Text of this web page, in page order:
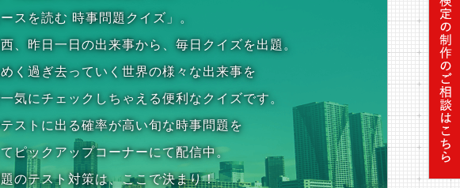
ースを読む 時事問題クイズ」。
、昨日一日の出来事から、毎日クイズを出題。
く過ぎ去っていく世界の様々な出来事を
気にチェックしちゃえる便利なクイズです。
ストに出る確率が高い旬な時事問題を
ピックアップコーナーにて配信中。
のテスト対策は、ここで決まり！